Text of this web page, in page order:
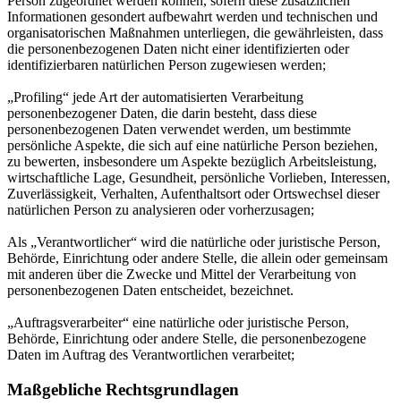
Informationen gesondert aufbewahrt werden und technischen und
organisatorischen Maßnahmen unterliegen, die gewährleisten, dass
die personenbezogenen Daten nicht einer identifizierten oder
identifizierbaren natürlichen Person zugewiesen werden;
„Profiling“ jede Art der automatisierten Verarbeitung
personenbezogener Daten, die darin besteht, dass diese
personenbezogenen Daten verwendet werden, um bestimmte
persönliche Aspekte, die sich auf eine natürliche Person beziehen,
zu bewerten, insbesondere um Aspekte bezüglich Arbeitsleistung,
wirtschaftliche Lage, Gesundheit, persönliche Vorlieben, Interessen,
Zuverlässigkeit, Verhalten, Aufenthaltsort oder Ortswechsel dieser
natürlichen Person zu analysieren oder vorherzusagen;
Als „Verantwortlicher“ wird die natürliche oder juristische Person,
Behörde, Einrichtung oder andere Stelle, die allein oder gemeinsam
mit anderen über die Zwecke und Mittel der Verarbeitung von
personenbezogenen Daten entscheidet, bezeichnet.
„Auftragsverarbeiter“ eine natürliche oder juristische Person,
Behörde, Einrichtung oder andere Stelle, die personenbezogene
Daten im Auftrag des Verantwortlichen verarbeitet;
Maßgebliche Rechtsgrundlagen